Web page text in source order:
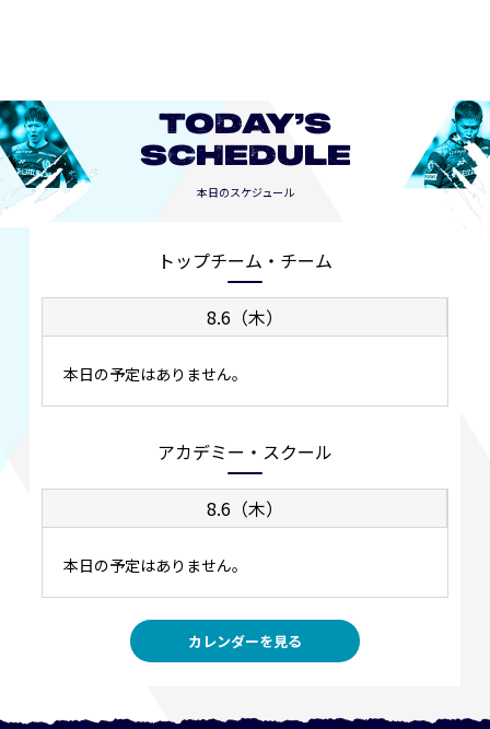
TODAY’S
SCHEDULE
本日のスケジュール
トップチーム・チーム
8.6（木）
本日の予定はありません。
アカデミー・スクール
8.6（木）
本日の予定はありません。
カレンダーを見る